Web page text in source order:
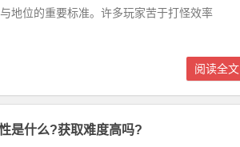
地位的重要标准。许多玩家苦于打怪效率
阅读全文
是什么?获取难度高吗?